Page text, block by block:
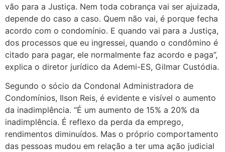
vão para a Justiça. Nem toda cobrança vai ser ajuizada,
depende do caso a caso. Quem não vai, é porque fecha
acordo com o condomínio. E quando vai para a Justiça,
dos processos que eu ingressei, quando o condômino é
citado para pagar, ele normalmente faz acordo e paga”,
explica o diretor jurídico da Ademi-ES, Gilmar Custódia.
Segundo o sócio da Condonal Administradora de
Condomínios, Ilson Reis, é evidente e visível o aumento
da inadimplência. “É um aumento de 15% a 20% da
inadimplência. É reflexo da perda da emprego,
rendimentos diminuídos. Mas o próprio comportamento
das pessoas mudou em relação a ter uma ação judicial